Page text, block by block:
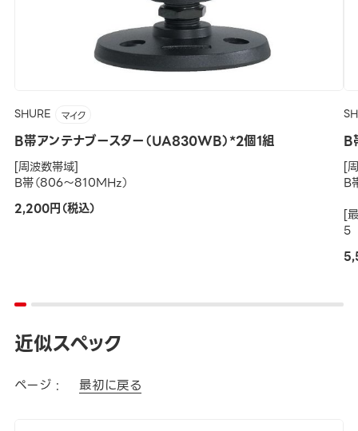
SHURE マイク
B帯アンテナブースター（UA830WB）*2個1組
[周波数帯域]
B帯（806～810MHz）
2,200円（税込）
B
[
B
[
5
近似スペック
ページ : 最初に戻る